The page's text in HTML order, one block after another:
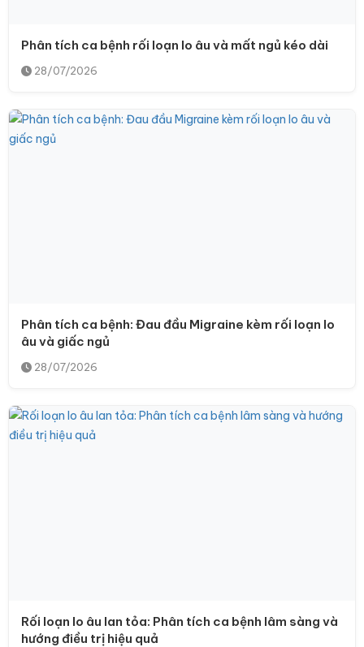
Phân tích ca bệnh rối loạn lo âu và mất ngủ kéo dài
28/07/2026
Phân tích ca bệnh: Đau đầu Migraine kèm rối loạn lo
âu và giấc ngủ
28/07/2026
Rối loạn lo âu lan tỏa: Phân tích ca bệnh lâm sàng và
hướng điều trị hiệu quả